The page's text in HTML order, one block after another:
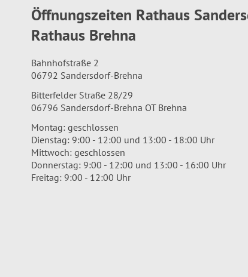
Öffnungszeiten Rathaus
Rathaus Brehna
Bahnhofstraße 2
06792 Sandersdorf-Brehna
Bitterfelder Straße 28/29
06796 Sandersdorf-Brehna OT Brehna
Montag: geschlossen
Dienstag: 9:00 - 12:00 und 13:00 - 18:00 Uhr
Mittwoch: geschlossen
Donnerstag: 9:00 - 12:00 und 13:00 - 16:00 Uhr
Freitag: 9:00 - 12:00 Uhr